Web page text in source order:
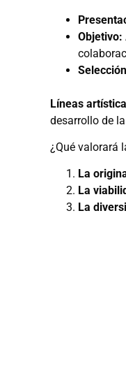
Objetivo:
Líneas
desarrollo de
¿Qué valorará
La
La
La